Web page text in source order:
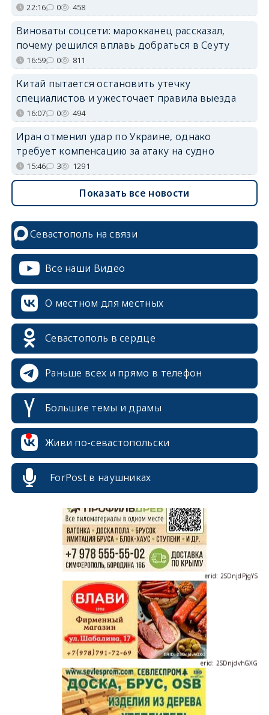
22:16 0 458
Виноваты соцсети: марокканец рассказал,
почему решился вплавь добраться в Сеуту
16:59 0 811
Китай пытается остановить утечку
специалистов и ужесточает правила выезда
16:07 0 494
Иран отменил удар по Украине, однако
требует компенсацию за атаку на судно
15:46 3 1291
Показать все новости
Севастополь на связи
Все наши Видео
О местном для местных
Севастополь в сердце
Раньше всех и прямо в телефон
Большие темы и драмы
Живи по-севастопольски
ForPost в наушниках
erid: 2SDnjcrDNw6
erid: 2SDnjdPjgYS
erid: 2SDnjdvhGXG